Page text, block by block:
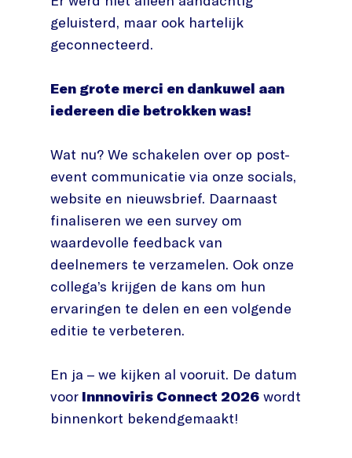
geluisterd, maar ook hartelijk
geconnecteerd.
Een grote merci en dankuwel aan
iedereen die betrokken was!
Wat nu? We schakelen over op post-
event communicatie via onze socials,
website en nieuwsbrief. Daarnaast
finaliseren we een survey om
waardevolle feedback van
deelnemers te verzamelen. Ook onze
collega’s krijgen de kans om hun
ervaringen te delen en een volgende
editie te verbeteren.
En ja – we kijken al vooruit. De datum
voor Innnoviris Connect 2026 wordt
binnenkort bekendgemaakt!